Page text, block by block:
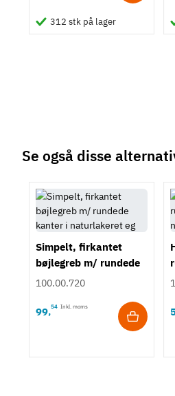
Type 312 stk på lager
Se også disse
Simpelt, firkantet
bøjlegreb m/ rundede
kanter i naturlakeret
100.00.720
99,54 Inkl. moms